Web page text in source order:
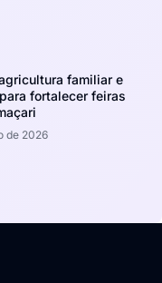
familiar e
fortalecer feiras
de 2026